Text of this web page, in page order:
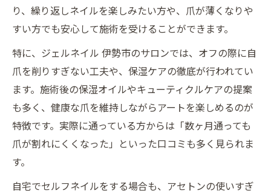
り、繰り返しネイルを楽しみたい方や、爪が薄くなりや
すい方でも安心して施術を受けることができます。
特に、ジェルネイル 伊勢市のサロンでは、オフの際に自
爪を削りすぎない工夫や、保湿ケアの徹底が行われてい
ます。施術後の保湿オイルやキューティクルケアの提案
も多く、健康な爪を維持しながらアートを楽しめるのが
特徴です。実際に通っている方からは「数ヶ月通っても
爪が割れにくくなった」といった口コミも多く見られま
す。
自宅でセルフネイルをする場合も、アセトンの使いすぎ